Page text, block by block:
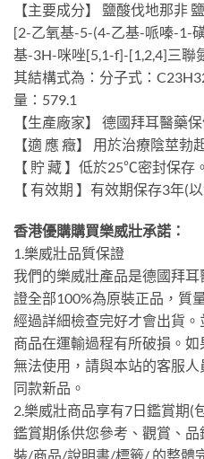
【主要成分】 鹽酸伐地那非
[2-乙氧基-5-(4-乙基-哌嗪-1-
基-3H-咪唑[5,1-f]-[1,2,4]三聯
其結構式為：分子式：
量：579.1
【生產廠家】 德國拜耳醫藥
【適 應 癥】 用於治療陰莖勃
【 貯 藏 】低於25℃密封保存。
【 有效期 】有效期保存3年(
香港優購購買樂威壯承諾：
1.樂威壯品質保證
我們的樂威壯產品是德國拜
證全部100%為原裝正品，質
經過詳細檢查完好才會出貨
商品在運輸過程有所破損。
無法使用，請與本站的客服
同款新品。
2.樂威壯商品享有7日鑑賞期(
鑑賞期係供您參考、觀賞、
裝/商品/說明書/標籤/ 的整體